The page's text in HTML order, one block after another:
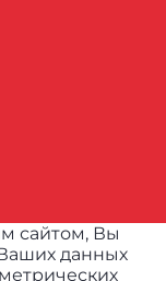
сайтом, Вы
данных